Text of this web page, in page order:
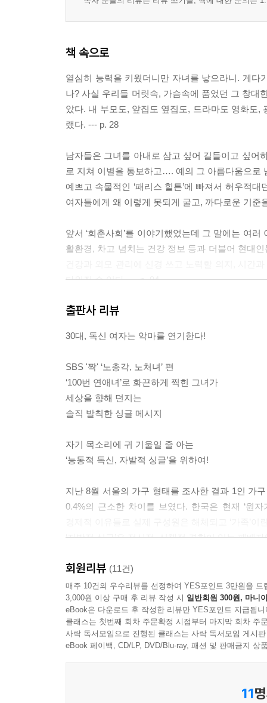
둘이 되어 초라할래, 혼자서 무의미할래?
잘 나가는 여자들의 딜레마
'미스 리플리', 어느 새 상징이 되어버린 신정아
Season4. ‘여자 그 자체’로서의 그녀들
‘센 여자’가 뭔 얘기야?!
외로워도 슬퍼도 캔디는 안 울었다는데…
페미니즘, 팜므파탈 따위!
이모, 고모 마케팅이 가능한 까닭
결국 『세상의 모든 딸들』이다
Season5. 남자-사랑-결혼에 대한 그녀들의 심리분
이미 벌써 거래가 되어버린 사랑
SBS '짝'과 MBC '우리 결혼했어요'에 대한 보고서
‘사드’, ‘마조흐’ 아니면 ‘참사랑은 기다림’, 중간이
프로이트, 융, 라캉씨에게…
『자살보다 SEX』와 『연애잔혹사』의 메시지
사냥에 나선 여자들, ‘밀땅’ 따윈 필요 없어
모계사회 혹은 다부다처제
'모던 패밀리'가 가능할까?
Season6. 예쁘게 늙기 혹은 젊게 살기
모험이 위험한 나이는 없다!
나이 먹으면 안 바뀐다?
‘잘 살고 있는 걸까’ 따위의 질문에서 도망쳐라!
진지함으로부터 도망쳐라
애매한 ‘성공타령’에서 벗어나자!
책 속으로
열심히 능력을 키웠더니만 자녀를 낳으라니. 게
나? 사실 우리들 머릿속, 가슴속에 품었던 그 창대
았다. 내 부모도, 앞집도 옆집도, 드라마도 영화도
랬다. --- p. 28
남자들은 그녀를 아내로 삼고 싶어 길들이고 싶어
로 지쳐 이별을 통보하고…. 예의 그 아름다움으로
예쁘고 속물적인 ‘패리스 힐튼’에 빠져서 허우적
여자들에게 왜 이렇게 못되게 굴고, 까다로운 기준
앞서 ‘회춘사회’를 이야기했었는데 그 말에는 여
활환경, 차고 넘치는 건강 정보 등과 더불어 현대
다워질 수 있다. --- p. 94
나 자신의 삶과 세상을 끊임없이 탐구하고 들여다
찾아 나온 사람들이 ‘절실함’, ‘진정성’이 없어 보
그러니 상대에게도 무겁게 생각하기를 요구하는
그러나 과연 ‘사랑이 뭐길래!’, 왜 사랑과 결혼에 ‘
다. 오늘도 ‘악플’을 달면서 프로그램을 시청 중
민폐의 궁극을 보여주시는 어른들의 모습이 짜
이제 사랑-결혼에서 멀리 떨어진 삶의 행복과 즐
출판사 리뷰
30대, 독신 여자는 악마를 연기한다!
SBS '짝' ‘노총각, 노처녀’ 편
‘100번 연애녀’로 화끈하게 찍힌 그녀가
세상을 향해 던지는
솔직 발칙한 싱글 메시지
자기 목소리에 귀 기울일 줄 아는
‘능동적 독신, 자발적 싱글’을 위하여!
지난 8월 서울의 가구 형태를 조사한 결과 1인 가
0.4%의 근소한 차이를 보였다. 한국은 현재 ‘원
‘자발적 싱글’은 정신적, 신체적 결함이 있는 패배
지난 9월 SBS 프로그램 '짝'에서 ‘노처녀 노총각
강사, 출판사 사장이라는 타이틀로 다시 한 번 이
싱글에게 곱지 않은 시선을 보내는 세상을 향해 따
“혼자인 게 뭐 어때서?”
싱글, 독신, 노처녀?
회원리뷰 (11건)
매주 10건의 우수리뷰를 선정하여 YES포인트 3만원을 드
3,000원 이상 구매 후 리뷰 작성 시 일반회원 300원, 마니
eBook은 다운로드 후 작성한 리뷰만 YES포인트 지급됩니
클래스는 첫번째 회차 주문확정 시점부터 마지막 회차 주
사락 독서모임으로 진행된 클래스는 사락 독서모임 게시
eBook 페이백, CD/LP, DVD/Blu-ray, 패션 및 판매금지 상
11